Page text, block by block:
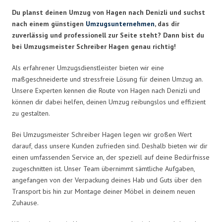
Du planst deinen Umzug von Hagen nach Denizli und suchst
nach einem günstigen Umzugsunternehmen, das dir
zuverlässig und professionell zur Seite steht? Dann bist du
bei Umzugsmeister Schreiber Hagen genau richtig!
Als erfahrener Umzugsdienstleister bieten wir eine
maßgeschneiderte und stressfreie Lösung für deinen Umzug an.
Unsere Experten kennen die Route von Hagen nach Denizli und
können dir dabei helfen, deinen Umzug reibungslos und effizient
zu gestalten.
Bei Umzugsmeister Schreiber Hagen legen wir großen Wert
darauf, dass unsere Kunden zufrieden sind. Deshalb bieten wir dir
einen umfassenden Service an, der speziell auf deine Bedürfnisse
zugeschnitten ist. Unser Team übernimmt sämtliche Aufgaben,
angefangen von der Verpackung deines Hab und Guts über den
Transport bis hin zur Montage deiner Möbel in deinem neuen
Zuhause.